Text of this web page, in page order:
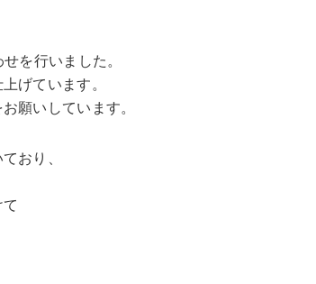
を行いました。
げています。
願いしています。
おり、